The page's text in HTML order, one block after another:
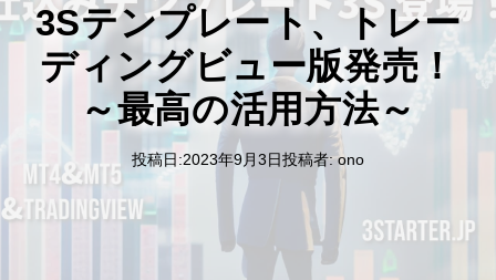
3Sテンプレート、トレー
ディングビュー版発売！
～最高の活用方法～
投稿日:2023年9月3日投稿者:ono